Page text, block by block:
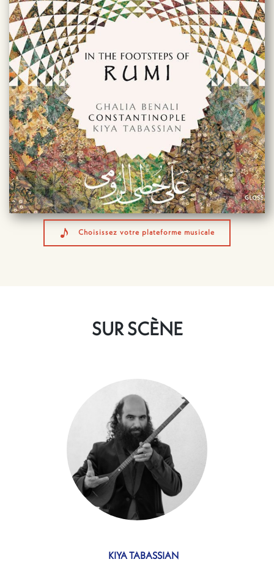
Choisissez votre plateforme musicale
SUR SCÈNE
KIYA TABASSIAN